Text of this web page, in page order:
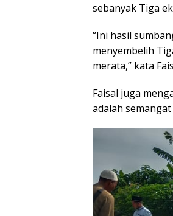
sebanyak Tiga
“Ini hasil
menyembelih
merata,” kata
Faisal juga
adalah